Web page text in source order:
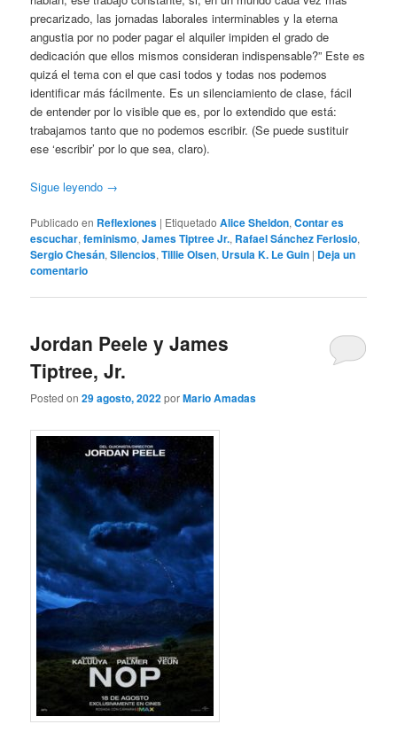
precarizado, las jornadas laborales interminables y la eterna
angustia por no poder pagar el alquiler impiden el grado de
dedicación que ellos mismos consideran indispensable?” Este es
quizá el tema con el que casi todos y todas nos podemos
identificar más fácilmente. Es un silenciamiento de clase, fácil
de entender por lo visible que es, por lo extendido que está:
trabajamos tanto que no podemos escribir. (Se puede sustituir
ese ‘escribir’ por lo que sea, claro).
Sigue leyendo →
Publicado en Reflexiones | Etiquetado Alice Sheldon,Contar es
escuchar,feminismo,James Tiptree Jr., Rafael Sánchez Ferlosio,
Sergio Chesán,Silencios,Tillie Olsen, Ursula K. Le Guin | Deja un
comentario
Jordan Peele y James
Tiptree, Jr.
Posted on29 agosto, 2022porMario Amadas